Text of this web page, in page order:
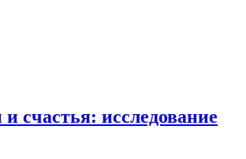
счастья: исследование